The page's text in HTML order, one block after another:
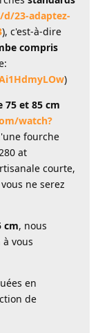
23-adaptez-
), c'est-à-dire
compris
)
75 et 85 cm
watch?
fourche
at
courte,
ne serez
cm, nous
vous
en
de